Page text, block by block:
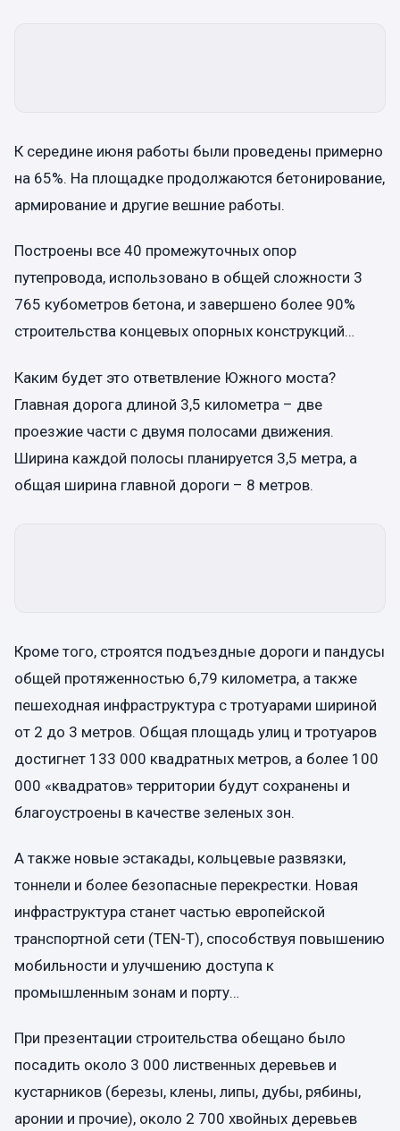
К середине июня работы были проведены примерно
на 65%. На площадке продолжаются бетонирование,
армирование и другие вешние работы.
Построены все 40 промежуточных опор
путепровода, использовано в общей сложности 3
765 кубометров бетона, и завершено более 90%
строительства концевых опорных конструкций…
Каким будет это ответвление Южного моста?
Главная дорога длиной 3,5 километра – две
проезжие части с двумя полосами движения.
Ширина каждой полосы планируется 3,5 метра, а
общая ширина главной дороги – 8 метров.
Кроме того, строятся подъездные дороги и пандусы
общей протяженностью 6,79 километра, а также
пешеходная инфраструктура с тротуарами шириной
от 2 до 3 метров. Общая площадь улиц и тротуаров
достигнет 133 000 квадратных метров, а более 100
000 «квадратов» территории будут сохранены и
благоустроены в качестве зеленых зон.
А также новые эстакады, кольцевые развязки,
тоннели и более безопасные перекрестки. Новая
инфраструктура станет частью европейской
транспортной сети (TEN-T), способствуя повышению
мобильности и улучшению доступа к
промышленным зонам и порту…
При презентации строительства обещано было
посадить около 3 000 лиственных деревьев и
кустарников (березы, клены, липы, дубы, рябины,
аронии и прочие), около 2 700 хвойных деревьев